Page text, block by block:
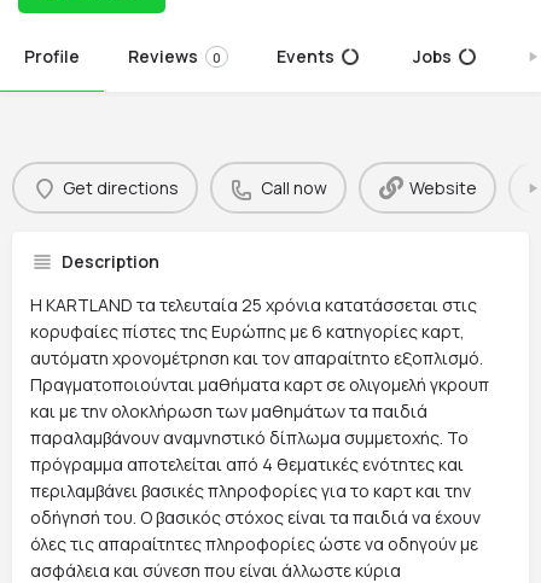
Profile Reviews 0 Events Jobs
Get directions Call now Website
Description
Η KARTLAND τα τελευταία 25 χρόνια κατατάσσεται στις
κορυφαίες πίστες της Ευρώπης με 6 κατηγορίες καρτ,
αυτόματη χρονομέτρηση και τον απαραίτητο εξοπλισμό.
Πραγματοποιούνται μαθήματα καρτ σε ολιγομελή γκρουπ
και με την ολοκλήρωση των μαθημάτων τα παιδιά
παραλαμβάνουν αναμνηστικό δίπλωμα συμμετοχής. Το
πρόγραμμα αποτελείται από 4 θεματικές ενότητες και
περιλαμβάνει βασικές πληροφορίες για το καρτ και την
οδήγησή του. Ο βασικός στόχος είναι τα παιδιά να έχουν
όλες τις απαραίτητες πληροφορίες ώστε να οδηγούν με
ασφάλεια και σύνεση που είναι άλλωστε κύρια